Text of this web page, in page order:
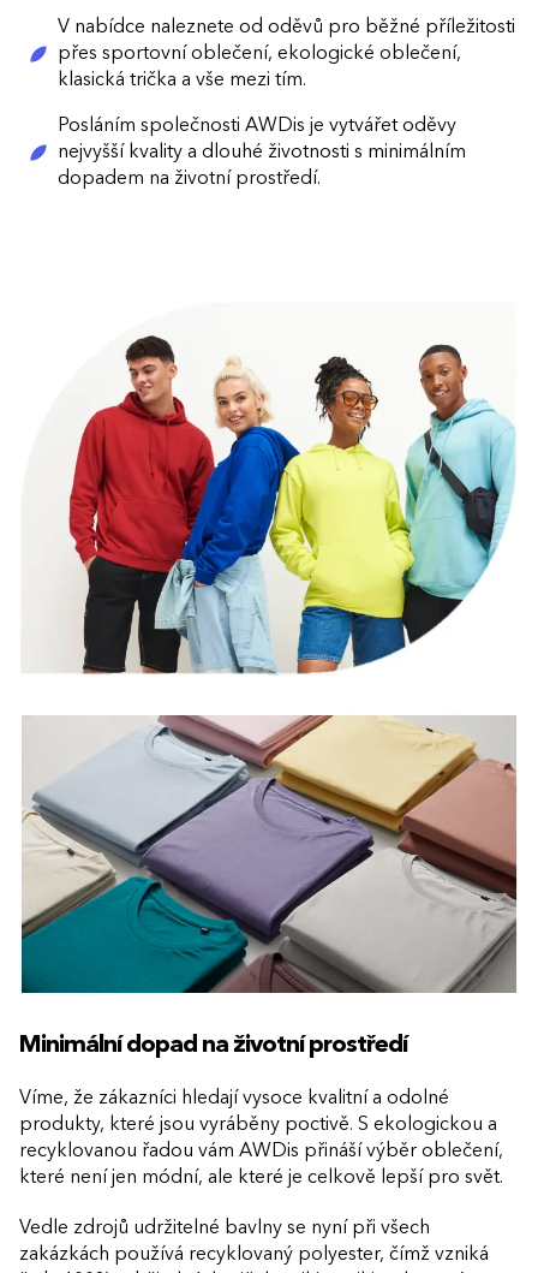
V nabídce naleznete od oděvů pro běžné příležitosti
přes sportovní oblečení, ekologické oblečení,
klasická trička a vše mezi tím.
Posláním společnosti AWDis je vytvářet oděvy
nejvyšší kvality a dlouhé životnosti s minimálním
dopadem na životní prostředí.
Minimální dopad na životní prostředí
Víme, že zákazníci hledají vysoce kvalitní a odolné
produkty, které jsou vyráběny poctivě. S ekologickou a
recyklovanou řadou vám AWDis přináší výběr oblečení,
které není jen módní, ale které je celkově lepší pro svět.
Vedle zdrojů udržitelné bavlny se nyní při všech
zakázkách používá recyklovaný polyester, čímž vzniká